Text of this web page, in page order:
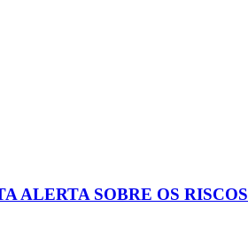
ALERTA SOBRE OS